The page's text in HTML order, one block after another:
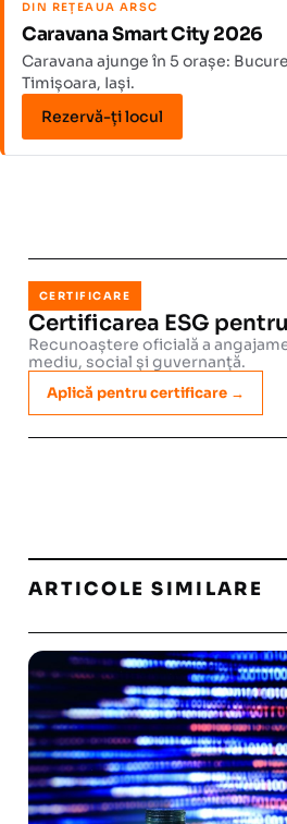
DIN REȚEAUA ARSC
Caravana Smart City 2026
Caravana ajunge în 5 orașe:
Timișoara, Iași.
Rezervă-ți locul
CERTIFICARE
Certificarea ESG
Recunoaștere oficială a
mediu, social și guvernanță.
Aplică pentru certificare →
ARTICOLE SIMILARE